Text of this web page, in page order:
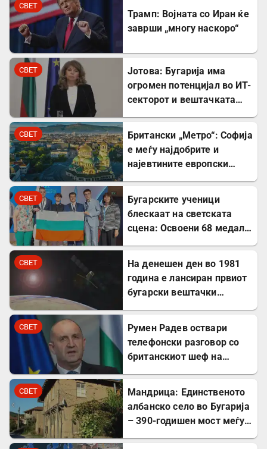
СВЕТ
Трамп: Војната со Иран ќе
заврши „многу наскоро“
СВЕТ
Јотова: Бугарија има
огромен потенцијал во ИТ-
секторот и вештачката
СВЕТ
Британски „Метро“: Софија
е меѓу најдобрите и
најевтините европски
СВЕТ
Бугарските ученици
блескаат на светската
сцена: Освоени 68 медали
година
СВЕТ
На денешен ден во 1981
година е лансиран првиот
бугарски вештачки
СВЕТ
Румен Радев оствари
телефонски разговор со
британскиот шеф на
СВЕТ
Мандрица: Единственото
албанско село во Бугарија
– 390-годишен мост меѓу